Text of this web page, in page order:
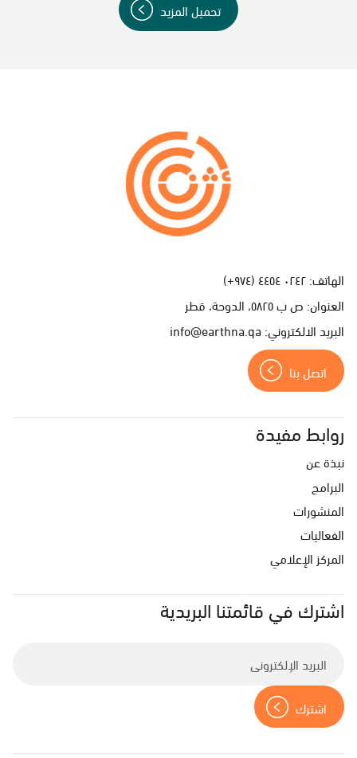
تحميل المزيد
ن
ا
الهاتف: ٠٢٤٢ ٤٤٥٤ (٩٧٤+)
العنوان: ص ب ٥٨٢٥، الدوحة، قطر
البريد الالكتروني: info@earthna.qa
اتصل بنا
روابط مفيدة
نبذة عن
البرامج
المنشورات
الفعاليات
المركز الإعلامي
اشترك في قائمتنا البريدية
e